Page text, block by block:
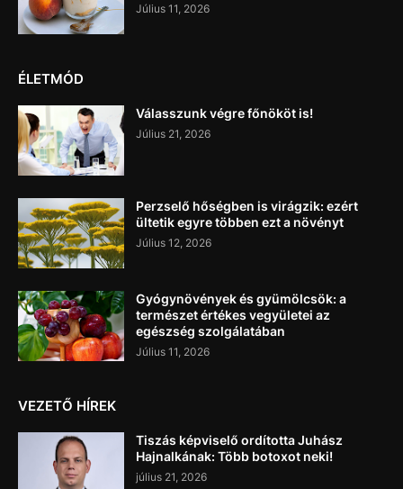
Július 11, 2026
ÉLETMÓD
Válasszunk végre főnököt is!
Július 21, 2026
Perzselő hőségben is virágzik: ezért
ültetik egyre többen ezt a növényt
Július 12, 2026
Gyógynövények és gyümölcsök: a
természet értékes vegyületei az
egészség szolgálatában
Július 11, 2026
VEZETŐ HÍREK
Tiszás képviselő ordította Juhász
Hajnalkának: Több botoxot neki!
július 21, 2026